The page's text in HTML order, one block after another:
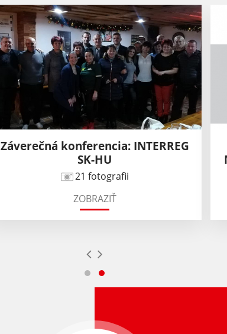
Záverečná konferencia: INTERREG
SK-HU
21 fotografii
ZOBRAZIŤ